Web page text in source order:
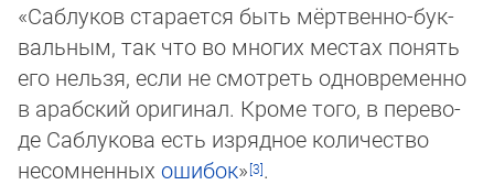
«Саблуков старается быть мёртвенно-бук­
валь­ным, так что во многих мес­тах по­нять
его нельзя, если не смотреть одновременно
в арабский ори­гинал. Кро­ме то­го, в пе­ре­во­
де Саблукова есть изрядное количество
несомненных ошибок»
.